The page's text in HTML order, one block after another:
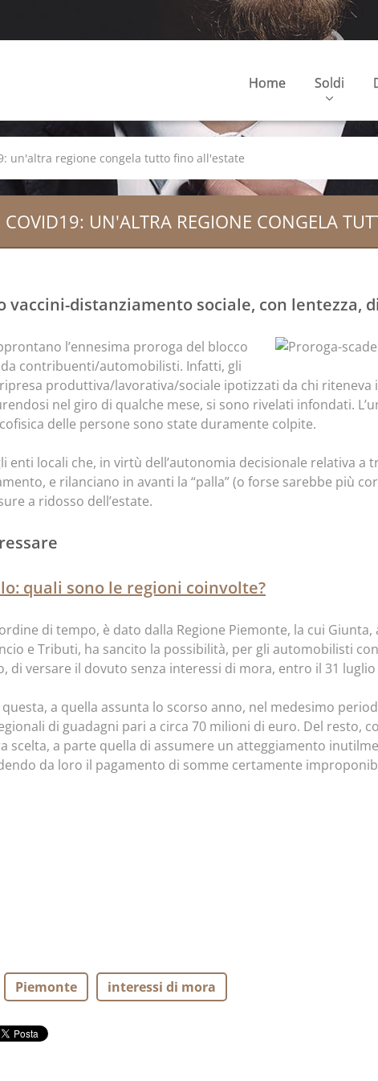
Home Soldi
un'altra regione congela tutto fino all'estate
COVID19: UN'ALTRA REGIONE CONGELA
vaccini-distanziamento sociale, con lentezza,
l’ennesima proroga del blocco
contribuenti/automobilisti. Infatti, gli
produttiva/lavorativa/sociale ipotizzati da chi riteneva
nel giro di qualche mese, si sono rivelati infondati.
delle persone sono state duramente colpite.
enti locali che, in virtù dell’autonomia decisionale relativa
e rilanciano in avanti la “palla” (o forse sarebbe più
a ridosso dell’estate.
quali sono le regioni coinvolte?
di tempo, è dato dalla Regione Piemonte, la cui
e Tributi, ha sancito la possibilità, per gli automobilisti
di versare il dovuto senza interessi di mora, entro il 31 luglio
a quella assunta lo scorso anno, nel medesimo
di guadagni pari a circa 70 milioni di euro. Del resto,
scelta, a parte quella di assumere un atteggiamento
da loro il pagamento di somme certamente
Piemonte interessi di mora